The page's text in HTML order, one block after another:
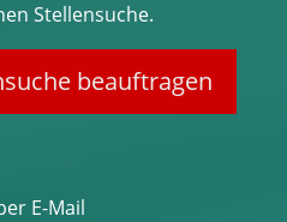
Stellensuche.
beauftragen
E-Mail